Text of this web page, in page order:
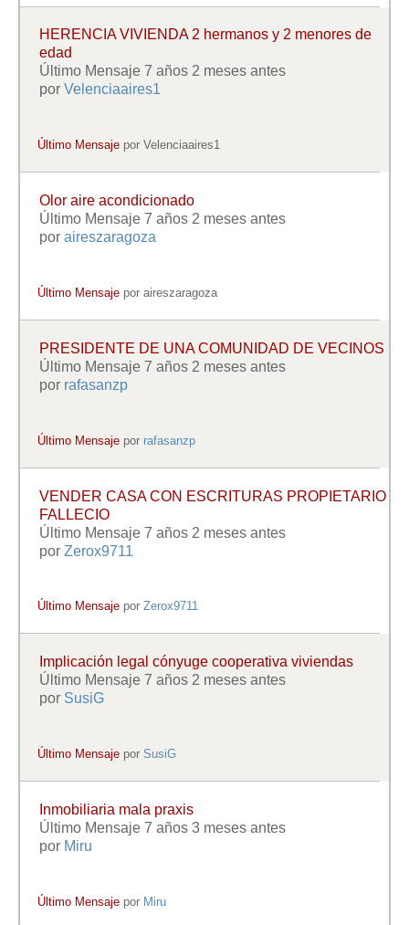
HERENCIA VIVIENDA 2 hermanos y 2 menores de
edad
Último Mensaje 7 años 2 meses antes
por Velenciaaires1
Último Mensaje porVelenciaaires1
Olor aire acondicionado
Último Mensaje 7 años 2 meses antes
por aireszaragoza
Último Mensaje poraireszaragoza
PRESIDENTE DE UNA COMUNIDAD DE VECINOS
Último Mensaje 7 años 2 meses antes
por rafasanzp
Último Mensaje por rafasanzp
VENDER CASA CON ESCRITURAS PROPIETARIO
FALLECIO
Último Mensaje 7 años 2 meses antes
por Zerox9711
Último Mensaje porZerox9711
Implicación legal cónyuge cooperativa viviendas
Último Mensaje 7 años 2 meses antes
por SusiG
Último Mensaje porSusiG
Inmobiliaria mala praxis
Último Mensaje 7 años 3 meses antes
por Miru
Último Mensaje por Miru